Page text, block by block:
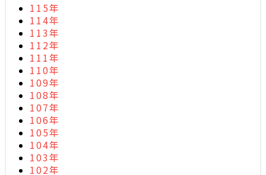
115年
114年
113年
112年
111年
110年
109年
108年
107年
106年
105年
104年
103年
102年